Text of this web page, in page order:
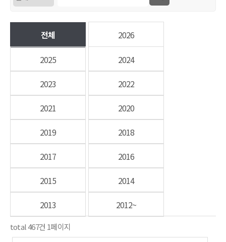
전체 2026
2025
2024
2023
2022
2021
2020
2019
2018
2017
2016
2015
2014
2013
2012~
total467건 1페이지